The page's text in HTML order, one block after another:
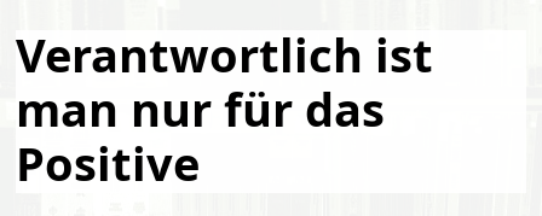
Verantwortlich ist
man nur für das
Positive